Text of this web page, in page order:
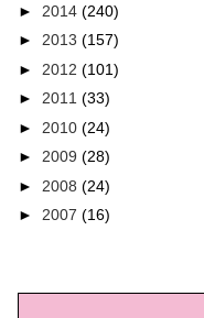
► 2014 (240)
► 2013 (157)
► 2012 (101)
► 2011 (33)
► 2010 (24)
► 2009 (28)
► 2008 (24)
► 2007 (16)